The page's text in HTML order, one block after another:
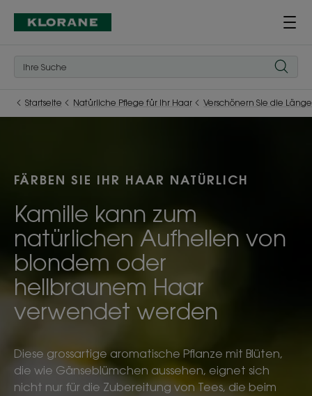
Startseite Natürliche Pflege für Ihr Haar Verschönern Sie die
FÄRBEN SIE IHR HAAR NATÜRLICH
Kamille kann zum
natürlichen Aufhellen von
blondem oder
hellbraunem Haar
verwendet werden
Diese grossartige aromatische Pflanze mit Blüten,
die wie Gänseblümchen aussehen, eignet sich
nicht nur für die Zubereitung von Tees, die beim